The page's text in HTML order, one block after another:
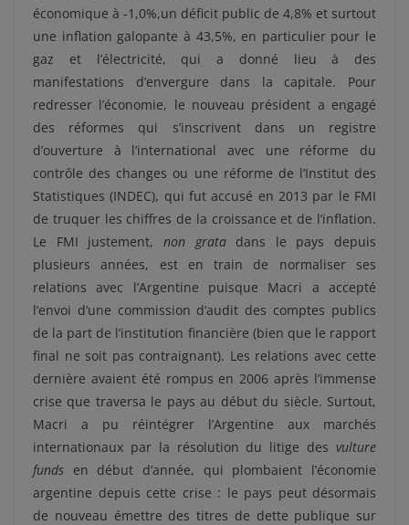
économique à -1,0%,un déficit public de 4,8% et surtout
une inflation galopante à 43,5%, en particulier pour le
gaz et l’électricité, qui a donné lieu à des
manifestations d’envergure dans la capitale. Pour
redresser l’économie, le nouveau président a engagé
des réformes qui s’inscrivent dans un registre
d’ouverture à l’international avec une réforme du
contrôle des changes ou une réforme de l’Institut des
Statistiques (INDEC), qui fut accusé en 2013 par le FMI
de truquer les chiffres de la croissance et de l’inflation.
Le FMI justement, non gratadans le pays depuis
plusieurs années, est en train de normaliser ses
relations avec l’Argentine puisque Macri a accepté
l’envoi d’une commission d’audit des comptes publics
de la part de l’institution financière (bien que le rapport
final ne soit pas contraignant). Les relations avec cette
dernière avaient été rompus en 2006 après l’immense
crise que traversa le pays au début du siècle. Surtout,
Macri a pu réintégrer l’Argentine aux marchés
internationaux par la résolution du litige des vulture
funds en début d’année, qui plombaient l’économie
argentine depuis cette crise : le pays peut désormais
de nouveau émettre des titres de dette publique sur